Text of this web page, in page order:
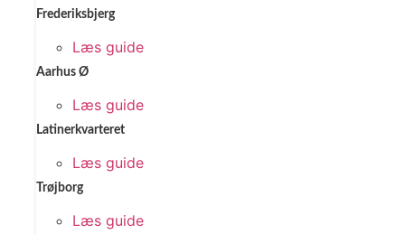
Frederiksbjerg
Læs guide
Aarhus Ø
Læs guide
Latinerkvarteret
Læs guide
Trøjborg
Læs guide